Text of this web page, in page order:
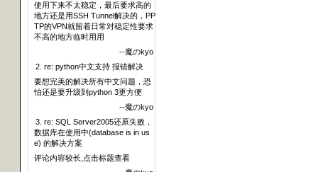
使用下来不太稳定，最后要求高的
地方还是用SSH Tunnel解决的，PP
TP的VPN就留着日常对稳定性要求
不高的地方临时用用
--魔のkyo
2. re: python中文支持 报错解决
要想完美的解决所有中文问题，恐
怕还是要升级到python 3更方便
--魔のkyo
3. re: SQL Server2005还原失败，
数据库在使用中(database is in us
e) 的解决方案
评论内容较长,点击标题查看